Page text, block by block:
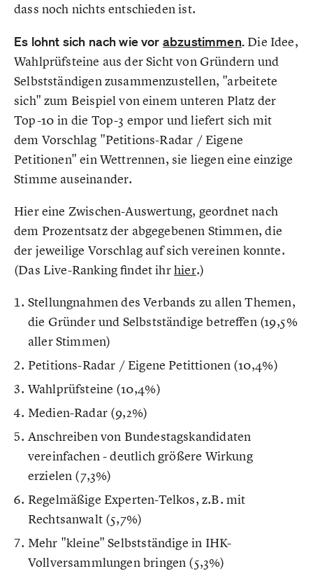
dass noch nichts entschieden ist.
Es lohnt sich nach wie vor abzustimmen. Die Idee,
Wahlprüfsteine aus der Sicht von Gründern und
Selbstständigen zusammenzustellen, "arbeitete
sich" zum Beispiel von einem unteren Platz der
Top-10 in die Top-3 empor und liefert sich mit
dem Vorschlag "Petitions-Radar / Eigene
Petitionen" ein Wettrennen, sie liegen eine einzige
Stimme auseinander.
Hier eine Zwischen-Auswertung, geordnet nach
dem Prozentsatz der abgegebenen Stimmen, die
der jeweilige Vorschlag auf sich vereinen konnte.
(Das Live-Ranking findet ihrhier.)
Stellungnahmen des Verbands zu allen Themen,
die Gründer und Selbstständige betreffen (19,5%
aller Stimmen)
Petitions-Radar / Eigene Petittionen (10,4%)
Wahlprüfsteine (10,4%)
Medien-Radar (9,2%)
Anschreiben von Bundestagskandidaten
vereinfachen - deutlich größere Wirkung
erzielen (7,3%)
Regelmäßige Experten-Telkos, z.B. mit
Rechtsanwalt (5,7%)
Mehr "kleine" Selbstständige in IHK-
Vollversammlungen bringen (5,3%)